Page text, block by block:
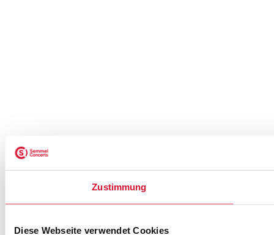
Zustimmung
Diese Webseite verwendet Cookies